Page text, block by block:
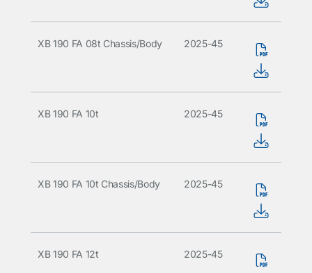
XB 190 FA 08t Chassis/Body 2025-45
XB 190 FA 10t 2025-45
XB 190 FA 10t Chassis/Body 2025-45
XB 190 FA 12t 2025-45